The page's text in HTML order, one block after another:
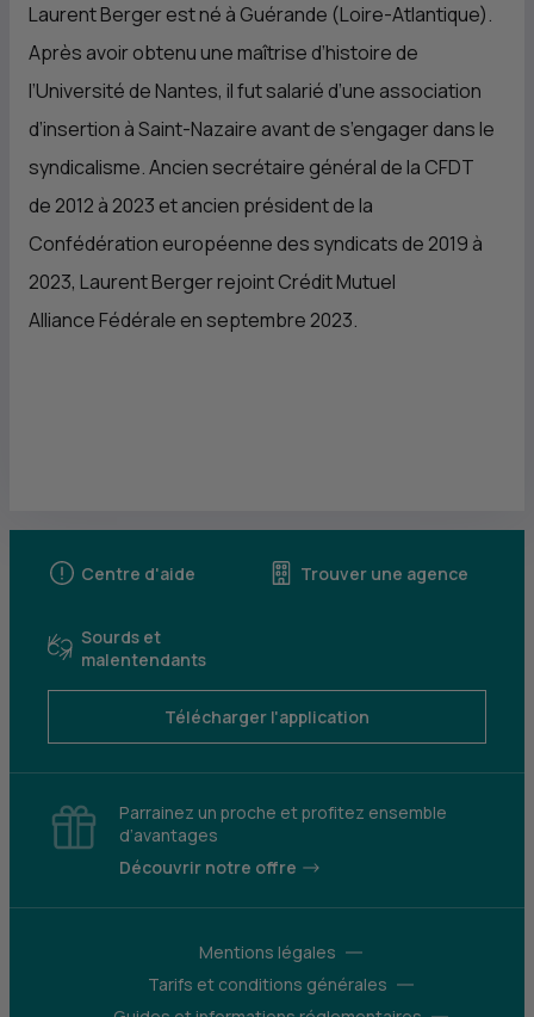
Laurent Berger est né à Guérande (Loire-Atlantique).
Après avoir obtenu une maîtrise d’histoire de
l’Université de Nantes, il fut salarié d’une association
d’insertion à Saint-Nazaire avant de s’engager dans le
syndicalisme. Ancien secrétaire général de la CFDT
de 2012 à 2023 et ancien président de la
Confédération européenne des syndicats de 2019 à
2023, Laurent Berger rejoint Crédit Mutuel
Alliance Fédérale en septembre 2023.
Centre d'aide Trouver une agence
Sourds et
malentendants
Télécharger l'application
Parrainez un proche et profitez ensemble
d’avantages
Découvrir notre offre
Mentions légales
Tarifs et conditions générales